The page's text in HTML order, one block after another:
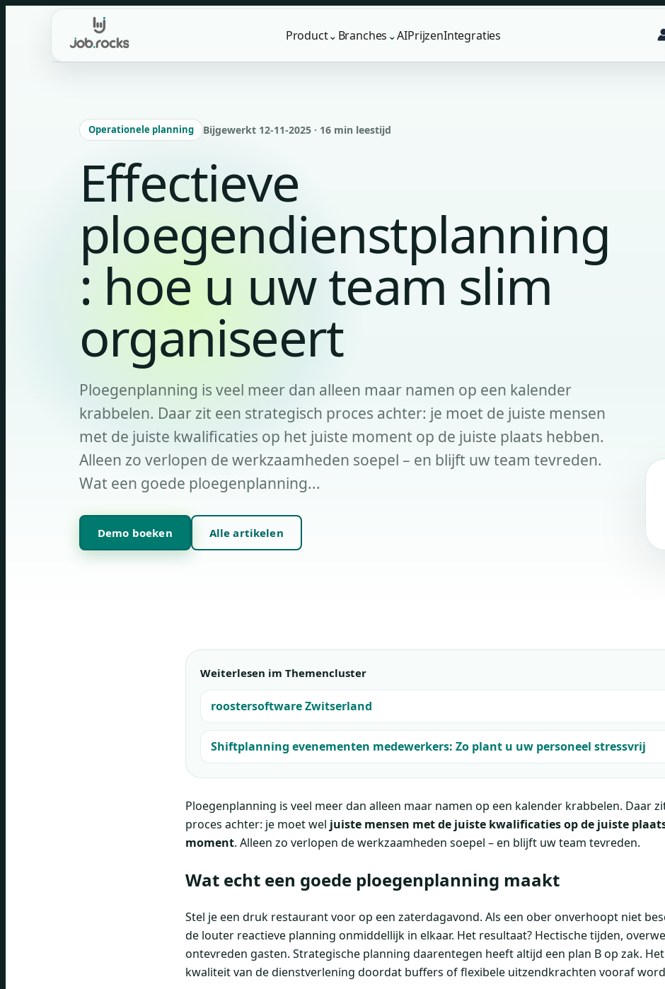
Product⌄ Branches ⌄AIPrijzenIntegraties
Operationele planning Bijgewerkt 12-11-2025 · 16 min leestijd
Effectieve
ploegendienstplanning
: hoe u uw team slim
organiseert
Ploegenplanning is veel meer dan alleen maar namen op een kalender
krabbelen. Daar zit een strategisch proces achter: je moet de juiste mensen
met de juiste kwalificaties op het juiste moment op de juiste plaats hebben.
Alleen zo verlopen de werkzaamheden soepel – en blijft uw team tevreden.
Wat een goede ploegenplanning...
Demo boeken Alle artikelen
Weiterlesen im Themencluster
roostersoftware Zwitserland
Shiftplanning evenementen medewerkers: Zo plant u uw personeel stressvrij
Ploegenplanning is veel meer dan alleen maar namen op een kalender krabbelen. Daar
proces achter: je moet wel juiste mensen met de juiste kwalificaties op de juiste
moment. Alleen zo verlopen de werkzaamheden soepel – en blijft uw team tevreden.
Wat echt een goede ploegenplanning maakt
Stel je een druk restaurant voor op een zaterdagavond. Als een ober onverhoopt niet
de louter reactieve planning onmiddellijk in elkaar. Het resultaat? Hectische tijden,
ontevreden gasten. Strategische planning daarentegen heeft altijd een plan B op zak.
kwaliteit van de dienstverlening doordat buffers of flexibele uitzendkrachten vooraf